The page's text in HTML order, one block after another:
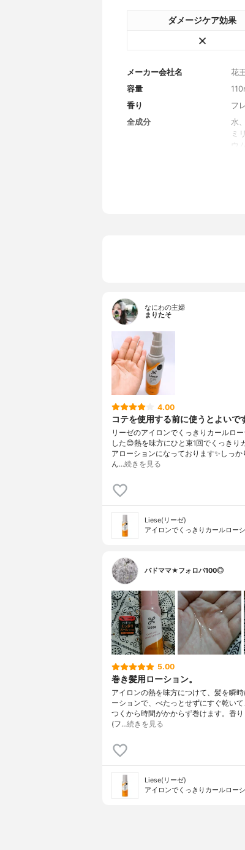
ダメージケア効果
メーカー会社名
花
容量
香り
フ
全成分
水
ミ
ウ
なにわの主婦
まりたそ
4.00
コテを使用する前に使うとよいで
リーゼのアイロンでくっきりカールロ
した😊熱を味方にひと束1回でくっきり
アローションになっております✨しっ
ん…続きを見る
Liese(リーゼ)
アイロンでくっきりカールロー
バドママ★フォロバ100◎
5.00
巻き髪用ローション。
アイロンの熱を味方につけて、髪を瞬
ーションで、べたっとせずにすぐ乾い
つくから時間がかからず巻けます。香り
(フ…続きを見る
Liese(リーゼ)
アイロンでくっきりカールロー